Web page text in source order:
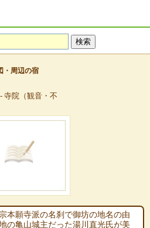
・周辺の宿
寺院（観音・不
本願寺派の名刹で御坊の地名の由
の亀山城主だった湯川直光氏が美